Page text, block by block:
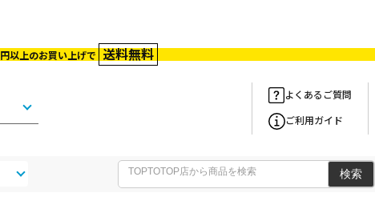
円以上のお買い上げで 送料無料
よくあるご質問
ご利用ガイド